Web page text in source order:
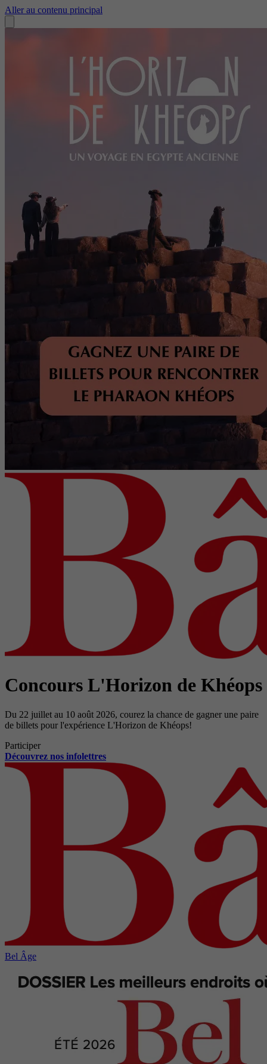
Aller au contenu principal
Concours L'Horizon de Khéops
Du 22 juillet au 10 août 2026, courez la chance de gagner une paire
de billets pour l'expérience L'Horizon de Khéops!
Participer
Découvrez nos infolettres
Bel Âge